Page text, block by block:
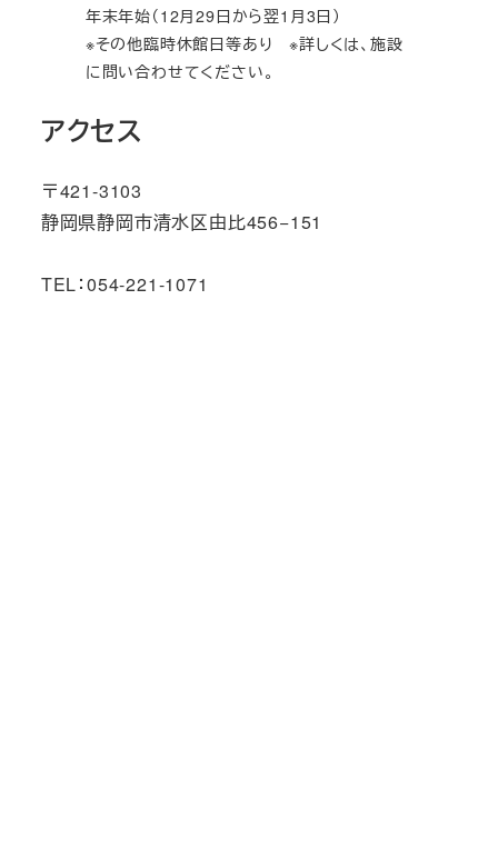
年末年始（12月29日から翌1月3日）
※その他臨時休館日等あり※詳しくは、施設
に問い合わせてください。
アクセス
〒421-3103
静岡県静岡市清水区由比456−151
TEL：054-221-1071